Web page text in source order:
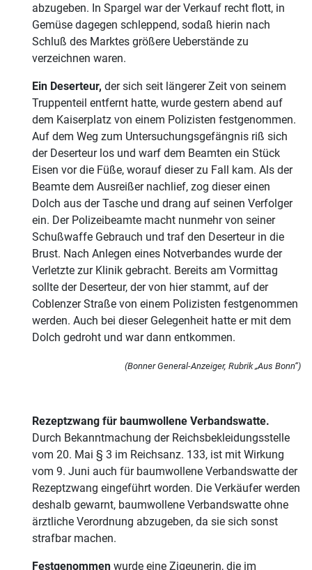
abzugeben. In Spargel war der Verkauf recht flott, in
Gemüse dagegen schleppend, sodaß hierin nach
Schluß des Marktes größere Ueberstände zu
verzeichnen waren.
Ein Deserteur, der sich seit längerer Zeit von seinem
Truppenteil entfernt hatte, wurde gestern abend auf
dem Kaiserplatz von einem Polizisten festgenommen.
Auf dem Weg zum Untersuchungsgefängnis riß sich
der Deserteur los und warf dem Beamten ein Stück
Eisen vor die Füße, worauf dieser zu Fall kam. Als der
Beamte dem Ausreißer nachlief, zog dieser einen
Dolch aus der Tasche und drang auf seinen Verfolger
ein. Der Polizeibeamte macht nunmehr von seiner
Schußwaffe Gebrauch und traf den Deserteur in die
Brust. Nach Anlegen eines Notverbandes wurde der
Verletzte zur Klinik gebracht. Bereits am Vormittag
sollte der Deserteur, der von hier stammt, auf der
Coblenzer Straße von einem Polizisten festgenommen
werden. Auch bei dieser Gelegenheit hatte er mit dem
Dolch gedroht und war dann entkommen.
(Bonner General-Anzeiger, Rubrik „Aus Bonn“)
Rezeptzwang für baumwollene Verbandswatte.
Durch Bekanntmachung der Reichsbekleidungsstelle
vom 20. Mai § 3 im Reichsanz. 133, ist mit Wirkung
vom 9. Juni auch für baumwollene Verbandswatte der
Rezeptzwang eingeführt worden. Die Verkäufer werden
deshalb gewarnt, baumwollene Verbandswatte ohne
ärztliche Verordnung abzugeben, da sie sich sonst
strafbar machen.
Festgenommen wurde eine Zigeunerin, die im